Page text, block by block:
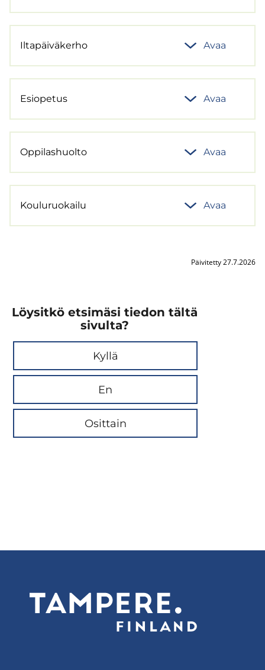
Il­ta­päi­vä­ker­ho Avaa
Esio­pe­tus Avaa
Op­pi­las­huol­to Avaa
Kou­lu­ruo­kai­lu Avaa
Päivitetty 27.7.2026
Löysitkö etsimäsi tiedon tältä
sivulta?
Kyllä
En
Osittain